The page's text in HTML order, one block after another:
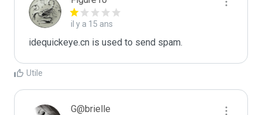
il y a 15 ans
idequickeye.cn is used to send spam.
Utile
G@brielle